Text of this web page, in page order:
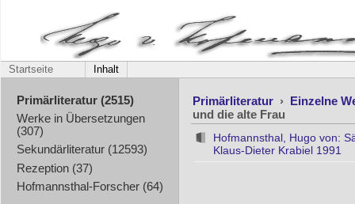
Startseite Inhalt
Primärliteratur (2515)
Werke in Übersetzungen
(307)
Sekundärliteratur (12593)
Rezeption (37)
Hofmannsthal-Forscher (64)
Primärliteratur › Einzelne
und die alte Frau
Hofmannsthal, Hugo von:
Klaus-Dieter Krabiel 1991